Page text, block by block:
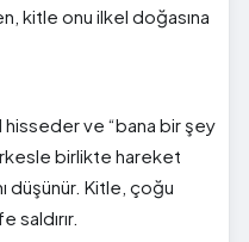
kitle onu ilkel doğasına
ve “bana bir şey
birlikte hareket
düşünür. Kitle, çoğu